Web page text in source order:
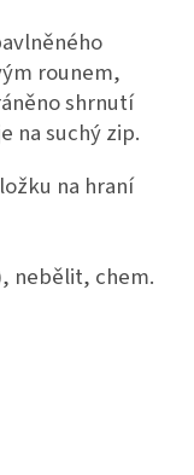
rounem,
shrnutí
na suchý zip.
na hraní
nebělit, chem.